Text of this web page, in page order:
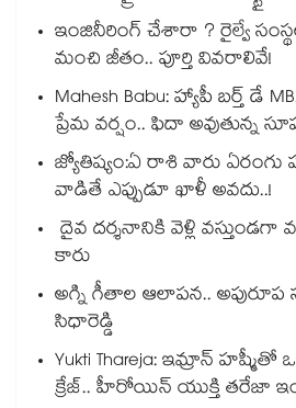
ఇంజినీరింగ్ చేశారా ? రైల్వే
మంచి జీతం.. పూర్తి వివరాలివే!
Mahesh Babu: హ్యాపీ బర్త్ డే
ప్రేమ వర్షం.. ఫిదా అవుతున్న
జ్యోతిష్యం:ఏ రాశి వారు
వాడితే ఎప్పుడూ ఖాళీ అవదు..!
దైవ దర్శనానికి వెళ్లి వస్తుండగా
కారు
అగ్ని గీతాల ఆలాపన.. అపురూప
సిధారెడ్డి
Yukti Thareja: ఇమ్రాన్
క్రేజ్.. హీరోయిన్ యుక్తి తరేజా